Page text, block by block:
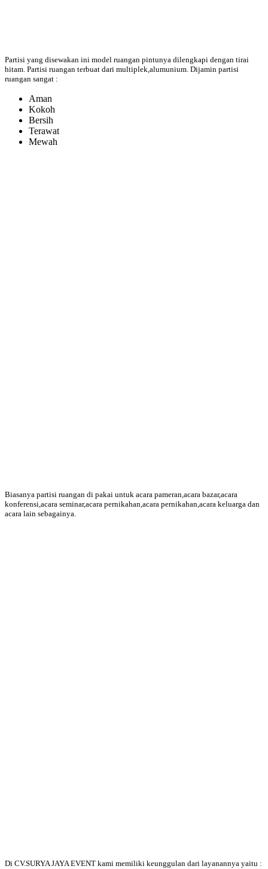
Partisi yang disewakan ini model ruangan pintunya dilengkapi dengan tirai
hitam. Partisi ruangan terbuat dari multiplek,alumunium. Dijamin partisi
ruangan sangat :
Aman
Kokoh
Bersih
Terawat
Mewah
Biasanya partisi ruangan di pakai untuk acara pameran,acara bazar,acara
konferensi,acara seminar,acara pernikahan,acara pernikahan,acara keluarga dan
acara lain sebagainya.
Di CV.SURYA JAYA EVENT kami memiliki keunggulan dari layanannya yaitu :